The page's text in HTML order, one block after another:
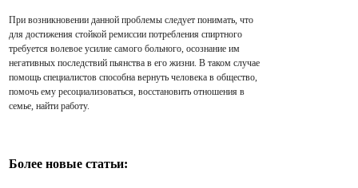
При возникновении данной проблемы следует понимать, что
для достижения стойкой ремиссии потребления спиртного
требуется волевое усилие самого больного, осознание им
негативных последствий пьянства в его жизни. В таком случае
помощь специалистов способна вернуть человека в общество,
помочь ему ресоциализоваться, восстановить отношения в
семье, найти работу.
Более новые статьи: